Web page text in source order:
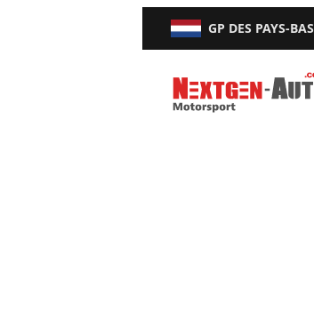
GP DES PAYS-BAS
Nextgen-Auto.com